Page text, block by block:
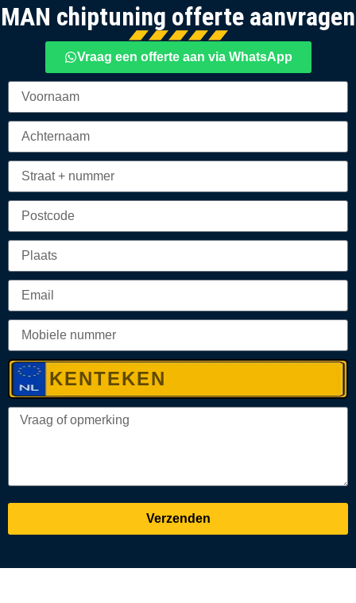
MAN chiptuning offerte aanvragen
Vraag een offerte aan via WhatsApp
Verzenden